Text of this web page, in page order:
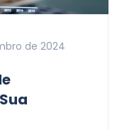
de 2024